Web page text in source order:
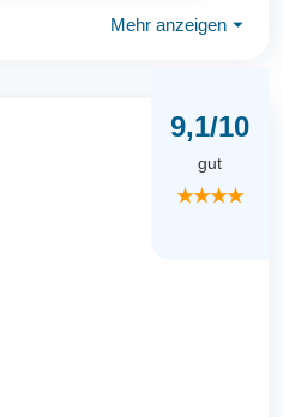
Mehr anzeigen ⏷
9,1/10
gut
★★★★